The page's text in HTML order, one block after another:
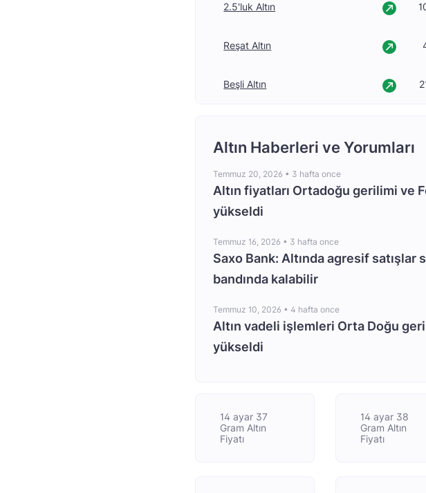
2.5'luk Altın
Reşat Altın
Beşli Altın
Altın Haberleri ve Yorumları
Temmuz 20, 2026 • 3 hafta once
Altın fiyatları Ortadoğu gerilimi ve
yükseldi
Temmuz 16, 2026 • 3 hafta once
Saxo Bank: Altında agresif
bandında kalabilir
Temmuz 10, 2026 •4 hafta once
Altın vadeli işlemleri Orta Doğu
yükseldi
14 ayar 37
Gram Altın
Fiyatı
14 ayar 38
Gram Altın
Fiyatı